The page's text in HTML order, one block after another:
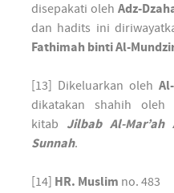
disepakati oleh Adz-
dan hadits ini
Fathimah binti Al-
[13] Dikeluarkan oleh
dikatakan shahih oleh
kitab Jilbab Al-
Sunnah.
[14] HR. Muslim no. 483